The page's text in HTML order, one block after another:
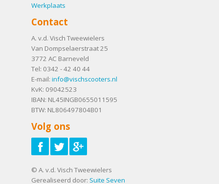
Werkplaats
Contact
A. v.d. Visch Tweewielers
Van Dompselaerstraat 25
3772 AC Barneveld
Tel: 0342 - 42 40 44
E-mail: info@vischscooters.nl
KvK: 09042523
IBAN: NL45INGB0655011595
BTW: NL806497804B01
Volg ons
© A. v.d. Visch Tweewielers
Gerealiseerd door: Suite Seven